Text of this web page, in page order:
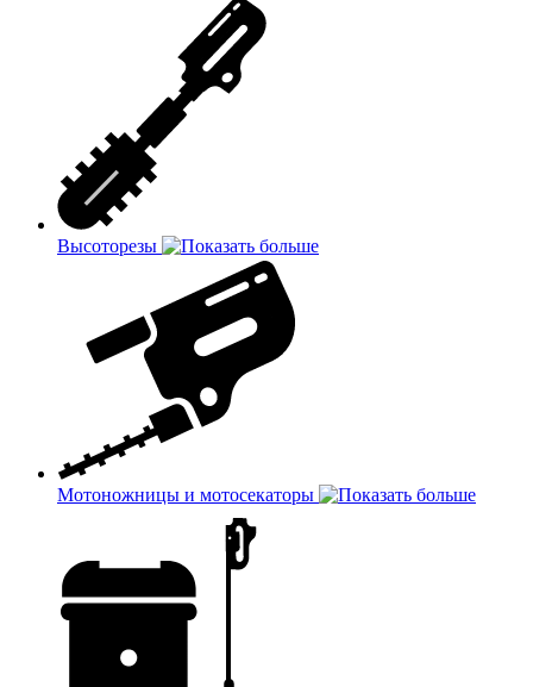
Высоторезы
Мотоножницы и мотосекаторы